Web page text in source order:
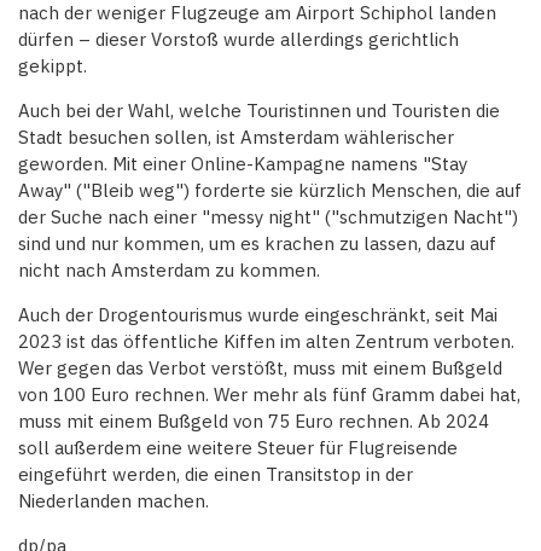
nach der weniger Flugzeuge am Airport Schiphol landen
dürfen – dieser Vorstoß wurde allerdings gerichtlich
gekippt.
Auch bei der Wahl, welche Touristinnen und Touristen die
Stadt besuchen sollen, ist Amsterdam wählerischer
geworden. Mit einer Online-Kampagne namens "Stay
Away" ("Bleib weg") forderte sie kürzlich Menschen, die auf
der Suche nach einer "messy night" ("schmutzigen Nacht")
sind und nur kommen, um es krachen zu lassen, dazu auf
nicht nach Amsterdam zu kommen.
Auch der Drogentourismus wurde eingeschränkt, seit Mai
2023 ist das öffentliche Kiffen im alten Zentrum verboten.
Wer gegen das Verbot verstößt, muss mit einem Bußgeld
von 100 Euro rechnen. Wer mehr als fünf Gramm dabei hat,
muss mit einem Bußgeld von 75 Euro rechnen. Ab 2024
soll außerdem eine weitere Steuer für Flugreisende
eingeführt werden, die einen Transitstop in der
Niederlanden machen.
dp/pa